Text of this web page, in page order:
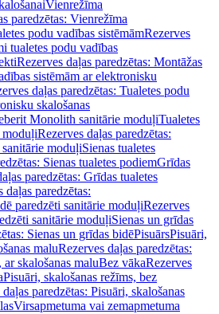
Vienrežīma
paredzētas: Vienrežīma
podu vadības sistēmāmRezerves
tualetes podu vadības
Rezerves daļas paredzētas: Montāžas
sistēmām ar elektronisku
daļas paredzētas: Tualetes podu
skalošanas
Monolith sanitārie moduļiTualetes
moduļiRezerves daļas paredzētas:
moduļiSienas tualetes
Sienas tualetes podiemGrīdas
paredzētas: Grīdas tualetes
daļas paredzētas:
paredzēti sanitārie moduļiRezerves
sanitārie moduļiSienas un grīdas
Sienas un grīdas bidēPisuārsPisuāri,
maluRezerves daļas paredzētas:
skalošanas maluBez vākaRezerves
Pisuāri, skalošanas režīms, bez
paredzētas: Pisuāri, skalošanas
Virsapmetuma vai zemapmetuma